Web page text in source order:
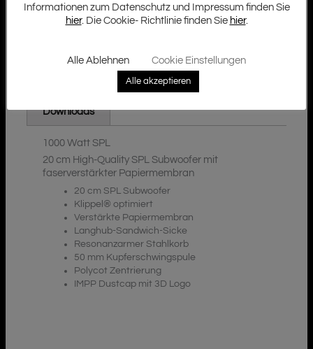
Zusätzliche Informationen
Downloads
1000 Watt SPL
20 cm High-Quality SPL Subwoofer mit
faserverstärkter Papiermembran
20 cm SPL Subwoofer
Klippel® optimiert
Verstärkte Papiermembran
Langhub-Sandwich-Sicke
Resonanzarmer Stahlkorb
50 mm Kupferschwingspule
Polycot Zentrierung
IMPP Dustcap mit 3D Logo
Informationen zum Datenschutz und Impressum finden Sie
hier. Die Cookie- Richtlinie finden Sie hier.
Alle Ablehnen Cookie Einstellungen
Alle akzeptieren